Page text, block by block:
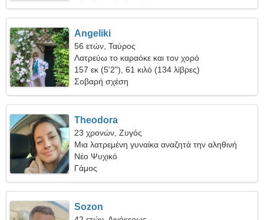
Angeliki
56 ετών, Ταύρος
Λατρεύω το καραόκε και τον χορό
157 εκ (5'2"), 61 κιλό (134 λίβρες)
Σοβαρή σχέση
Theodora
23 χρονών, Ζυγός
Μια λατρεμένη γυναίκα αναζητά την αληθινή
αγάπη
Νέο Ψυχικό
Γάμος
Sozon